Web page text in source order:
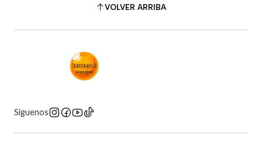
VOLVER ARRIBA
Síguenos